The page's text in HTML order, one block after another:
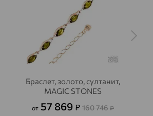
Браслет, золото, султанит,
MAGIC STONES
от 57 869 ₽ 160 746₽